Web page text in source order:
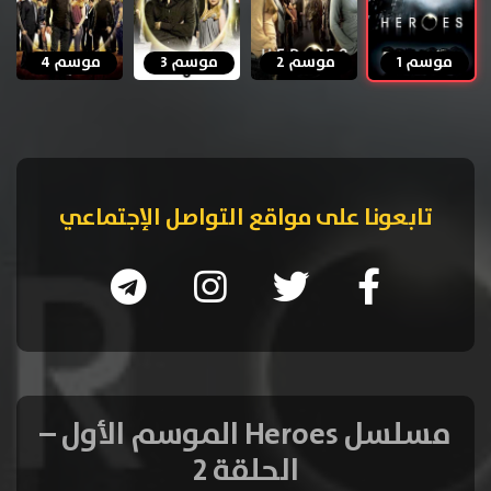
موسم 1 موسم 2 موسم 3 موسم 4
تابعونا على مواقع التواصل الإجتماعي
مسلسل Heroes الموسم الأول –
الحلقة 2